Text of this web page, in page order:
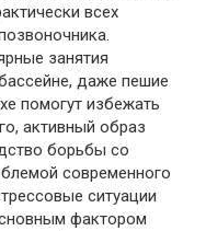
всех
занятия
даже пешие
помогут избежать
активный образ
борьбы со
современного
ситуации
фактором